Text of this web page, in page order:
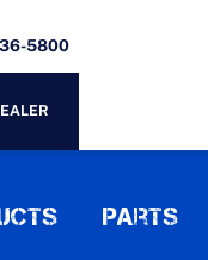
5800
Parts